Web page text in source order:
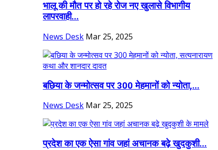
भालू की मौत पर हो रहे रोज नए खुलासे विभागीय
लापरवाही...
News Desk Mar 25, 2025
बछिया के जन्मोत्सव पर 300 मेहमानों को न्योता,...
News Desk Mar 25, 2025
प्रदेश का एक ऐसा गांव जहां अचानक बढ़े खुदकुशी...